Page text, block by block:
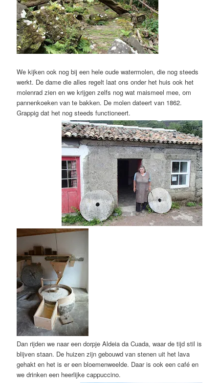
We kijken ook nog bij een hele oude watermolen, die nog steeds
werkt. De dame die alles regelt laat ons onder het huis ook het
molenrad zien en we krijgen zelfs nog wat maismeel mee, om
pannenkoeken van te bakken. De molen dateert van 1862.
Grappig dat het nog steeds functioneert.
Dan rijden we naar een dorpje Aldeia da Cuada, waar de tijd stil is
blijven staan. De huizen zijn gebouwd van stenen uit het lava
gehakt en het is er een bloemenweelde. Daar is ook een café en
we drinken een heerlijke cappuccino.